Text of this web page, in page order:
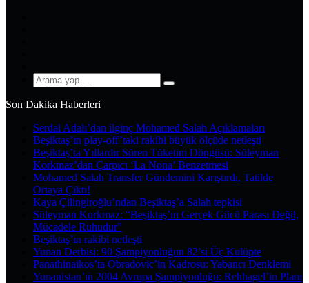
Arama
Son Dakika Haberleri
Serdal Adalı’dan ilginç Mohamed Salah Açıklamaları
Beşiktaş’ın play-off’taki rakibi büyük ölçüde netleşti
Beşiktaş’ta Yıllardır Süren Tüketim Döngüsü: Süleyman
Korkmaz’dan Çarpıcı ‘La Nona’ Benzetmesi
Mohamed Salah Transfer Gündemini Karıştırdı, Tatilde
Ortaya Çıktı!
Kaya Çilingiroğlu’ndan Beşiktaş’a Salah tepkisi
Süleyman Korkmaz: “Beşiktaş’ın Gerçek Gücü Parası Değil,
Mücadele Ruhudur”
Beşiktaş’ın rakibi netleşti
Yunan Derbisi: 90 Şampiyonluğun 82’si Üç Kulüpte
Panathinaikos’ta Obradovic’in Kadrosu: Yabancı Denklemi
Yunanistan’ın 2004 Avrupa Şampiyonluğu: Rehhagel’in Planı